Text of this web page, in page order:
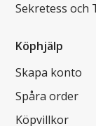
Sekretess och
Köphjälp
Skapa konto
Spåra order
Köpvillkor